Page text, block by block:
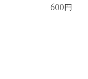
600円